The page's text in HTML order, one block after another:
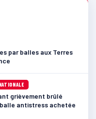
par balles aux Terres
grièvement brûlé
balle antistress achetée